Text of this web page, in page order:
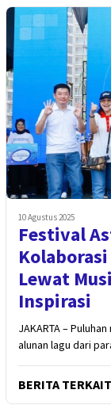
10 Agustus 2025
Festival
Lewat
Inspirasi
JAKARTA –
alunan lagu dari
BERITA TERKAIT